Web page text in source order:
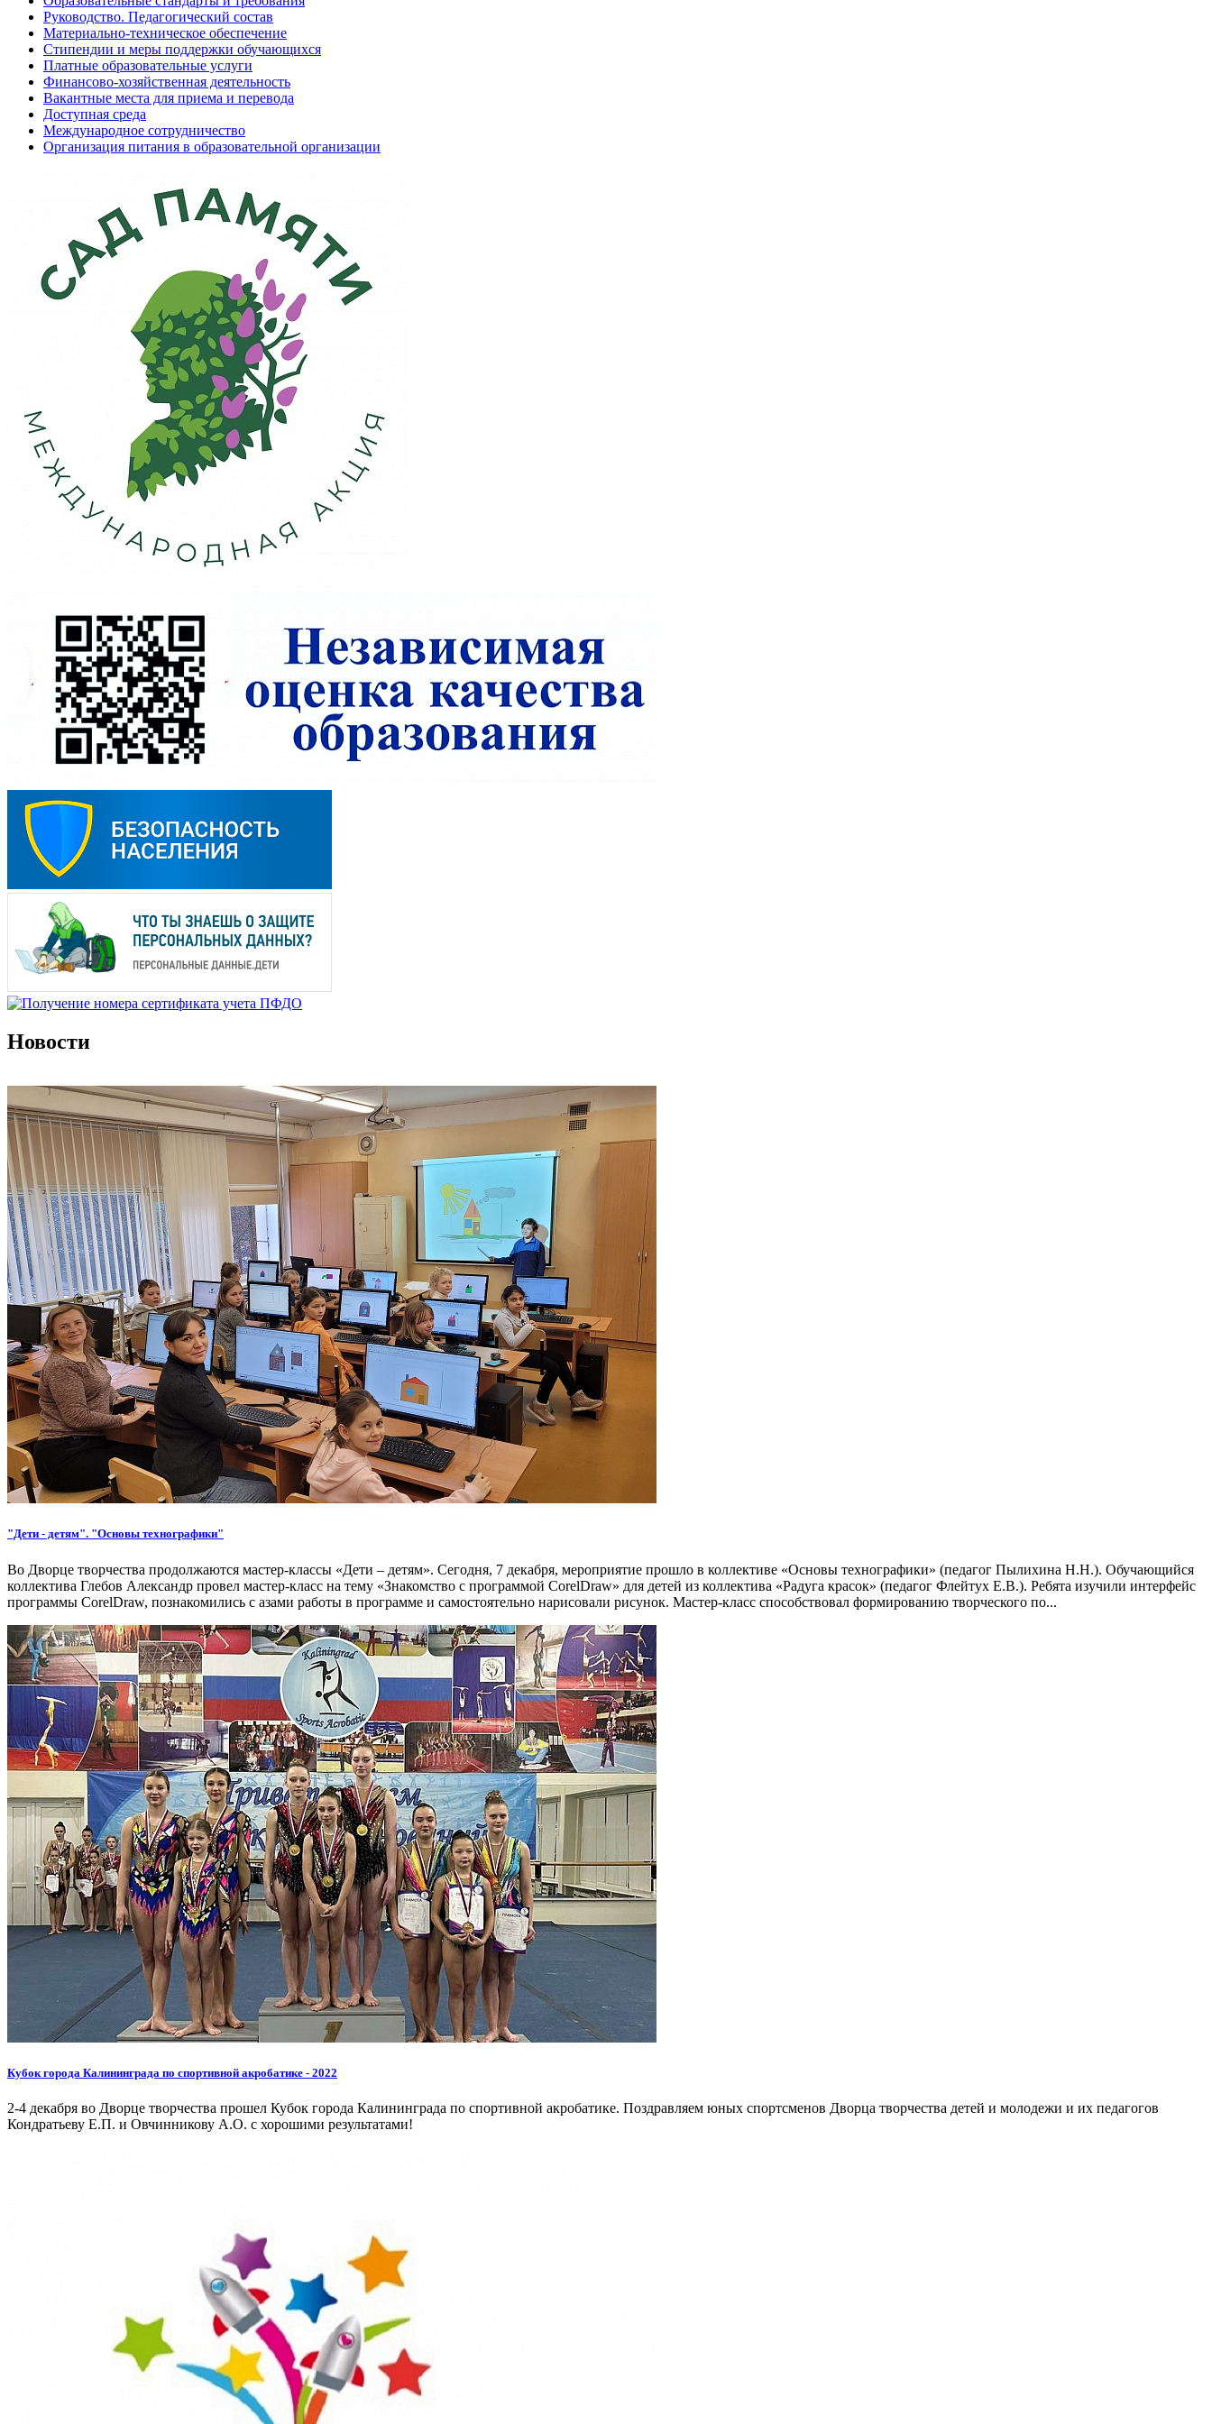
Руководство. Педагогический состав
Материально-техническое обеспечение
Стипендии и меры поддержки обучающихся
Платные образовательные услуги
Финансово-хозяйственная деятельность
Вакантные места для приема и перевода
Доступная среда
Международное сотрудничество
Организация питания в образовательной организации
Новости
"Дети - детям". "Основы технографики"
Во Дворце творчества продолжаются мастер-классы «Дети – детям». Сегодня, 7 декабря, мероприятие прошло в коллективе «Основы технографики» (педагог Пылихина Н.Н.). Обучающийся
коллектива Глебов Александр провел мастер-класс на тему «Знакомство с программой CorelDraw» для детей из коллектива «Радуга красок» (педагог Флейтух Е.В.). Ребята изучили интерфейс
программы CorelDraw, познакомились с азами работы в программе и самостоятельно нарисовали рисунок. Мастер-класс способствовал формированию творческого по...
Кубок города Калининграда по спортивной акробатике - 2022
2-4 декабря во Дворце творчества прошел Кубок города Калининграда по спортивной акробатике. Поздравляем юных спортсменов Дворца творчества детей и молодежи и их педагогов
Кондратьеву Е.П. и Овчинникову А.О. с хорошими результатами!